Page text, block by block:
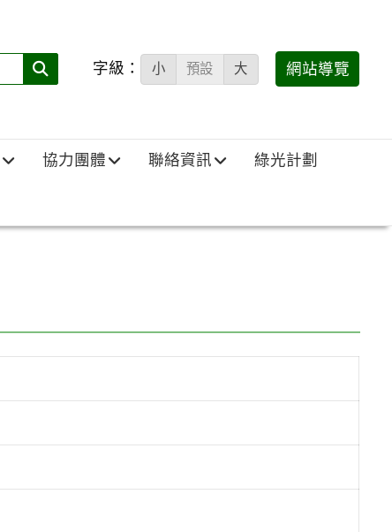
搜
填)：
字級： 小 預設 大 網站導覽
協力團體 聯絡資訊 綠光計劃